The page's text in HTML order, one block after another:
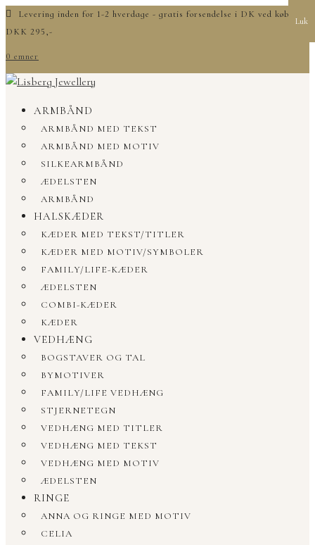
Levering inden for 1-2 hverdage - gratis forsendelse i DK ved køb over
DKK 295,-
0 emner
ARMBÅND
ARMBÅND MED TEKST
ARMBÅND MED MOTIV
SILKEARMBÅND
ÆDELSTEN
ARMBÅND
HALSKÆDER
KÆDER MED TEKST/TITLER
KÆDER MED MOTIV/SYMBOLER
FAMILY/LIFE-KÆDER
ÆDELSTEN
COMBI-KÆDER
KÆDER
VEDHÆNG
BOGSTAVER OG TAL
BYMOTIVER
FAMILY/LIFE VEDHÆNG
STJERNETEGN
VEDHÆNG MED TITLER
VEDHÆNG MED TEKST
VEDHÆNG MED MOTIV
ÆDELSTEN
RINGE
ANNA OG RINGE MED MOTIV
CELIA
Luk